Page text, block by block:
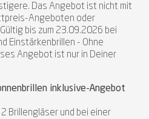
Das Angebot ist nicht mit
Angeboten oder
bis zum 23.09.2026 bei
Einstärkenbrillen - Ohne
Angebot ist nur in Deiner
inklusive-Angebot
Brillengläser und bei einer